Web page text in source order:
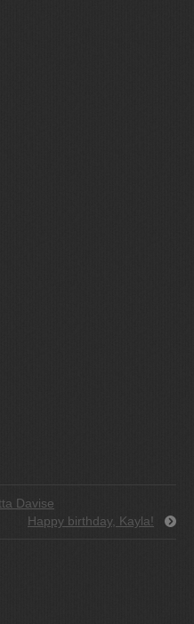
Davise
Happy birthday, Kayla!